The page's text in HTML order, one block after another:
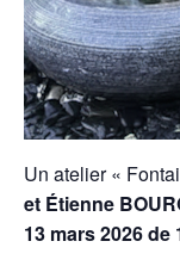
Un atelier «
et Étienne
13 mars 2026 de